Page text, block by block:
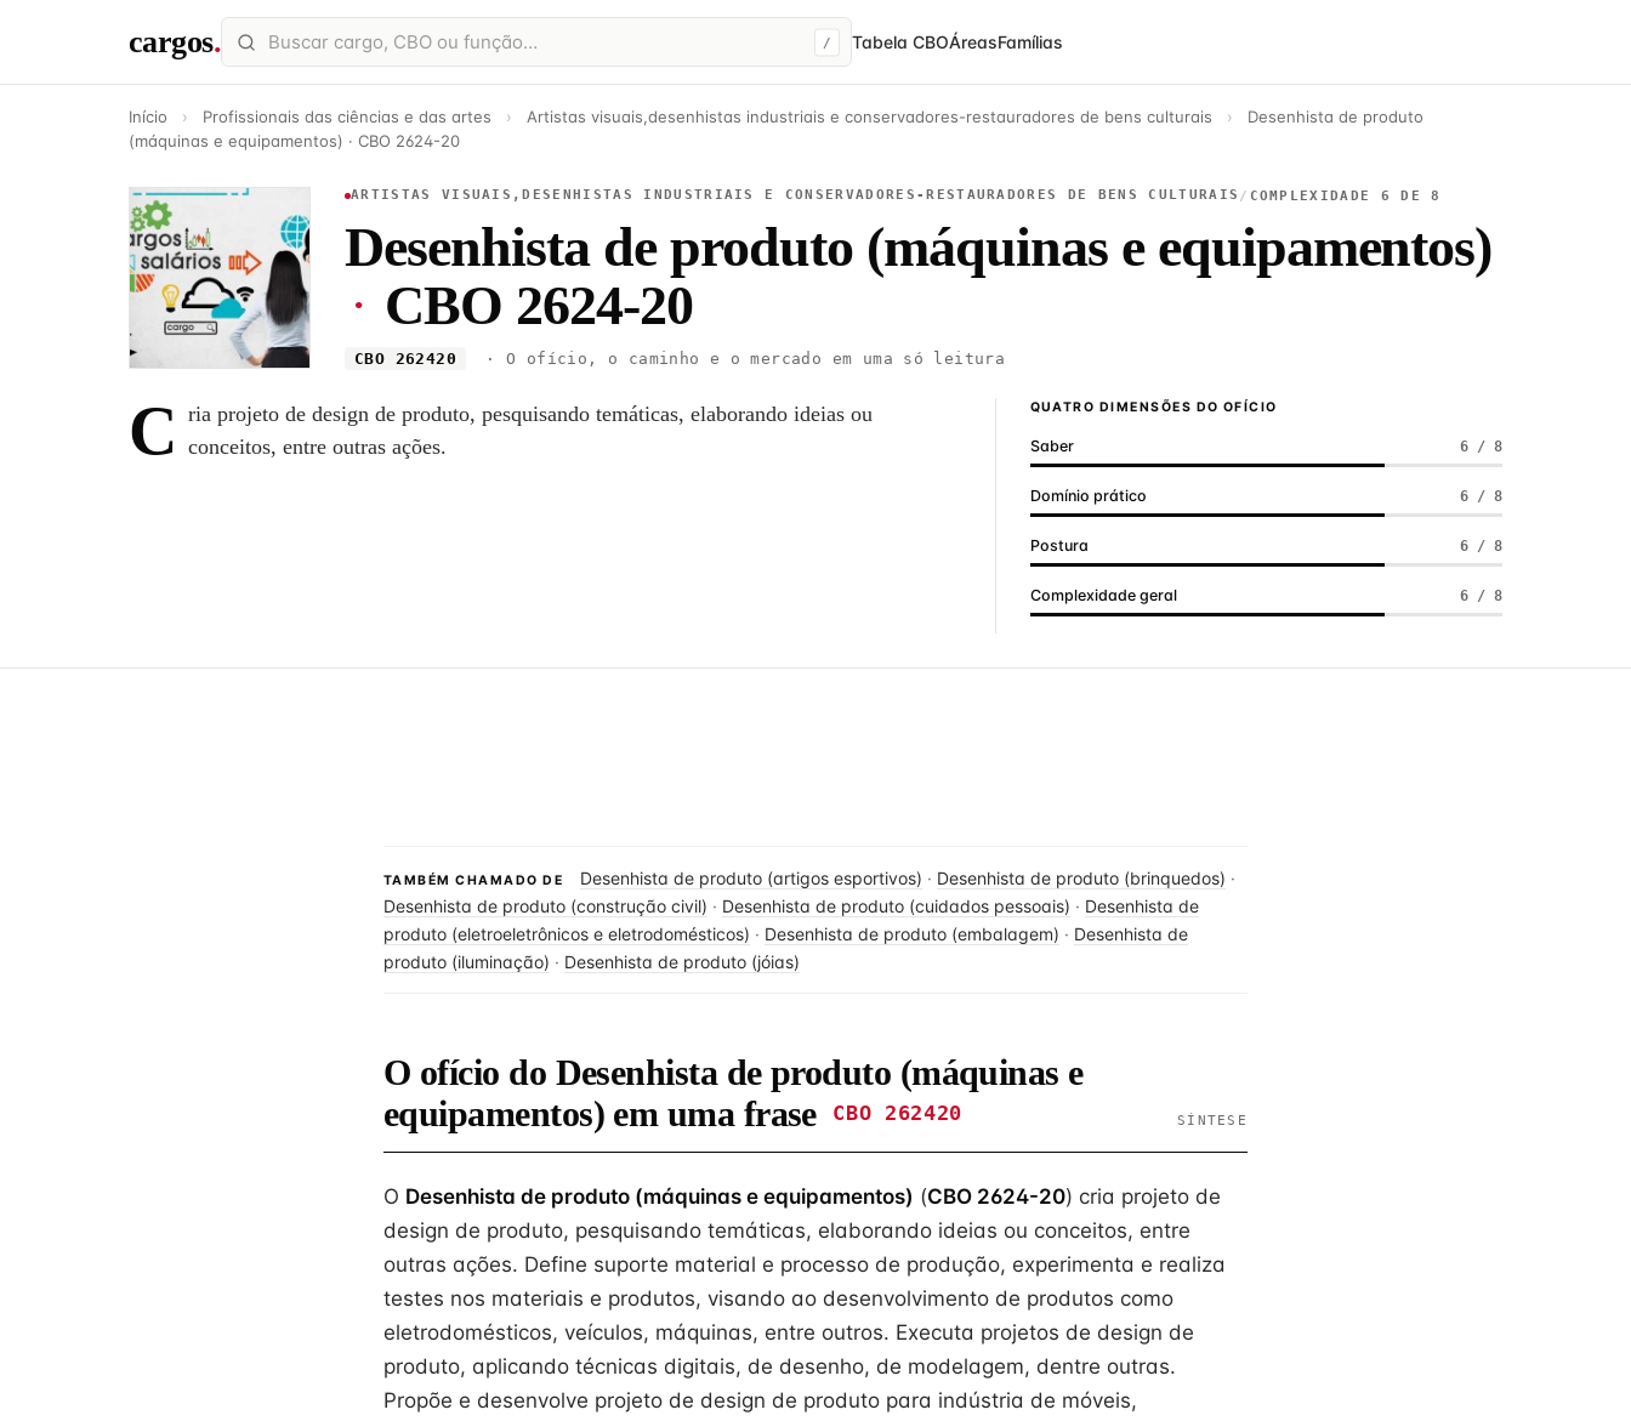
cargos. / Tabela CBOÁreasFamílias
Início › Profissionais das ciências e das artes › Artistas visuais,desenhistas industriais e conservadores-restauradores de bens culturais ›
Desenhista de produto
(máquinas e equipamentos) · CBO 2624-20
ARTISTAS VISUAIS,DESENHISTAS INDUSTRIAIS E CONSERVADORES-RESTAURADORES DE BENS CULTURAIS / COMPLEXIDADE 6 DE 8
Desenhista de produto (máquinas e equipamentos)
· CBO 2624-20
CBO 262420 · O ofício, o caminho e o mercado em uma só leitura
C ria projeto de design de produto, pesquisando temáticas, elaborando ideias ou
conceitos, entre outras ações.
QUATRO DIMENSÕES DO OFÍCIO
Saber 6 / 8
Domínio prático 6 / 8
Postura 6 / 8
Complexidade geral 6 / 8
TAMBÉM CHAMADO DE Desenhista de produto (artigos esportivos) · Desenhista de produto (brinquedos) ·
Desenhista de produto (construção civil) · Desenhista de produto (cuidados pessoais) · Desenhista de
produto (eletroeletrônicos e eletrodomésticos) · Desenhista de produto (embalagem) · Desenhista de
produto (iluminação) · Desenhista de produto (jóias)
O ofício do Desenhista de produto (máquinas e
equipamentos) em uma frase
CBO 262420 SÍNTESE
O Desenhista de produto (máquinas e equipamentos) (CBO 2624-20) cria projeto de
design de produto, pesquisando temáticas, elaborando ideias ou conceitos, entre
outras ações. Define suporte material e processo de produção, experimenta e realiza
testes nos materiais e produtos, visando ao desenvolvimento de produtos como
eletrodomésticos, veículos, máquinas, entre outros. Executa projetos de design de
produto, aplicando técnicas digitais, de desenho, de modelagem, dentre outras.
Propõe e desenvolve projeto de design de produto para indústria de móveis,